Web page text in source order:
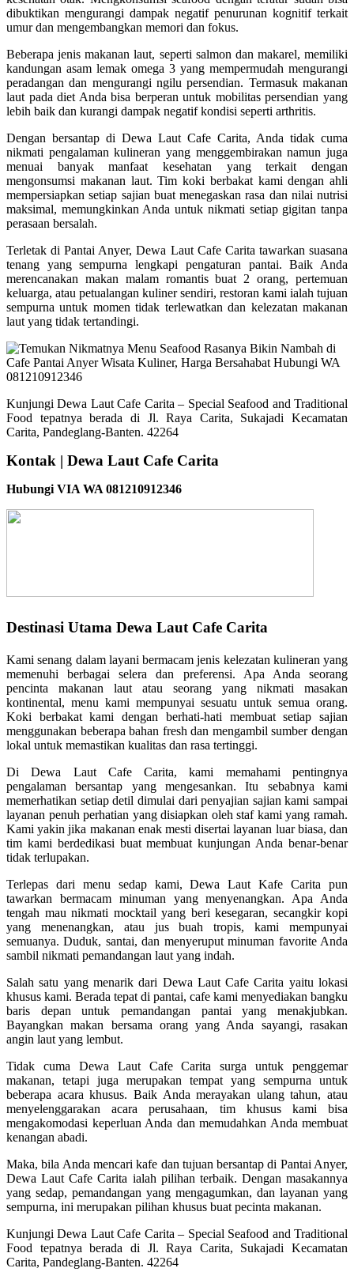
dibuktikan mengurangi dampak negatif penurunan kognitif terkait
umur dan mengembangkan memori dan fokus.
Beberapa jenis makanan laut, seperti salmon dan makarel, memiliki
kandungan asam lemak omega 3 yang mempermudah mengurangi
peradangan dan mengurangi ngilu persendian. Termasuk makanan
laut pada diet Anda bisa berperan untuk mobilitas persendian yang
lebih baik dan kurangi dampak negatif kondisi seperti arthritis.
Dengan bersantap di Dewa Laut Cafe Carita, Anda tidak cuma
nikmati pengalaman kulineran yang menggembirakan namun juga
menuai banyak manfaat kesehatan yang terkait dengan
mengonsumsi makanan laut. Tim koki berbakat kami dengan ahli
mempersiapkan setiap sajian buat menegaskan rasa dan nilai nutrisi
maksimal, memungkinkan Anda untuk nikmati setiap gigitan tanpa
perasaan bersalah.
Terletak di Pantai Anyer, Dewa Laut Cafe Carita tawarkan suasana
tenang yang sempurna lengkapi pengaturan pantai. Baik Anda
merencanakan makan malam romantis buat 2 orang, pertemuan
keluarga, atau petualangan kuliner sendiri, restoran kami ialah tujuan
sempurna untuk momen tidak terlewatkan dan kelezatan makanan
laut yang tidak tertandingi.
Kunjungi Dewa Laut Cafe Carita – Special Seafood and Traditional
Food tepatnya berada di Jl. Raya Carita, Sukajadi Kecamatan
Carita, Pandeglang-Banten. 42264
Kontak | Dewa Laut Cafe Carita
Hubungi VIA WA 081210912346
Destinasi Utama Dewa Laut Cafe Carita
Kami senang dalam layani bermacam jenis kelezatan kulineran yang
memenuhi berbagai selera dan preferensi. Apa Anda seorang
pencinta makanan laut atau seorang yang nikmati masakan
kontinental, menu kami mempunyai sesuatu untuk semua orang.
Koki berbakat kami dengan berhati-hati membuat setiap sajian
menggunakan beberapa bahan fresh dan mengambil sumber dengan
lokal untuk memastikan kualitas dan rasa tertinggi.
Di Dewa Laut Cafe Carita, kami memahami pentingnya
pengalaman bersantap yang mengesankan. Itu sebabnya kami
memerhatikan setiap detil dimulai dari penyajian sajian kami sampai
layanan penuh perhatian yang disiapkan oleh staf kami yang ramah.
Kami yakin jika makanan enak mesti disertai layanan luar biasa, dan
tim kami berdedikasi buat membuat kunjungan Anda benar-benar
tidak terlupakan.
Terlepas dari menu sedap kami, Dewa Laut Kafe Carita pun
tawarkan bermacam minuman yang menyenangkan. Apa Anda
tengah mau nikmati mocktail yang beri kesegaran, secangkir kopi
yang menenangkan, atau jus buah tropis, kami mempunyai
semuanya. Duduk, santai, dan menyeruput minuman favorite Anda
sambil nikmati pemandangan laut yang indah.
Salah satu yang menarik dari Dewa Laut Cafe Carita yaitu lokasi
khusus kami. Berada tepat di pantai, cafe kami menyediakan bangku
baris depan untuk pemandangan pantai yang menakjubkan.
Bayangkan makan bersama orang yang Anda sayangi, rasakan
angin laut yang lembut.
Tidak cuma Dewa Laut Cafe Carita surga untuk penggemar
makanan, tetapi juga merupakan tempat yang sempurna untuk
beberapa acara khusus. Baik Anda merayakan ulang tahun, atau
menyelenggarakan acara perusahaan, tim khusus kami bisa
mengakomodasi keperluan Anda dan memudahkan Anda membuat
kenangan abadi.
Maka, bila Anda mencari kafe dan tujuan bersantap di Pantai Anyer,
Dewa Laut Cafe Carita ialah pilihan terbaik. Dengan masakannya
yang sedap, pemandangan yang mengagumkan, dan layanan yang
sempurna, ini merupakan pilihan khusus buat pecinta makanan.
Kunjungi Dewa Laut Cafe Carita – Special Seafood and Traditional
Food tepatnya berada di Jl. Raya Carita, Sukajadi Kecamatan
Carita, Pandeglang-Banten. 42264